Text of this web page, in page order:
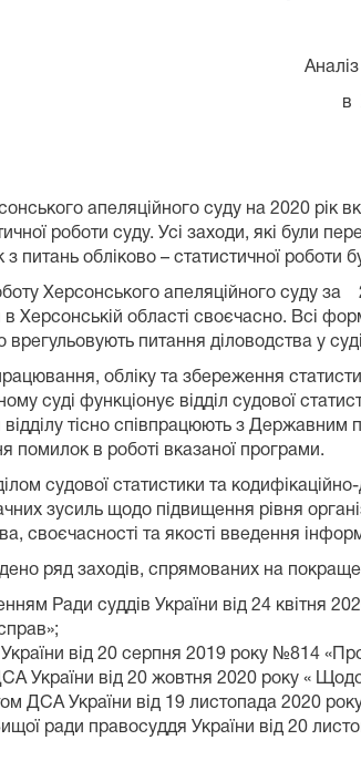
Аналіз
в
апеляційного суду на 2020 рік
роботи суду. Усі заходи, які були
питань обліково – статистичної роботи
Херсонського апеляційного суду за
Херсонській області своєчасно. Всі
врегульовують питання діловодства у
обліку та збереження
суді функціонує відділ судової
відділу тісно співпрацюють з
помилок в роботі вказаної програми.
судової статистики та
зусиль щодо підвищення рівня
своєчасності та якості введення
ряд заходів, спрямованих на
Ради суддів України від 24 квітня
від 20 серпня 2019 року №814
України від 20 жовтня 2020 року «
ДСА України від 19 листопада 2020
ради правосуддя України від 20